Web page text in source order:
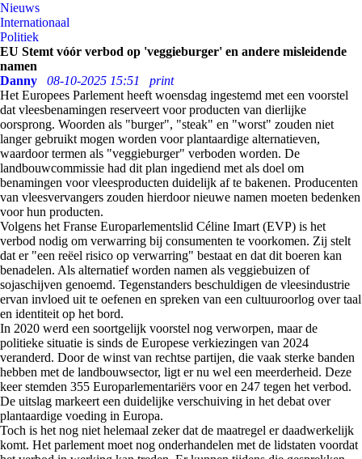
Nieuws
Internationaal
Politiek
EU Stemt vóór verbod op 'veggieburger' en andere misleidende
namen
Danny
08-10-2025 15:51
print
Het Europees Parlement heeft woensdag ingestemd met een voorstel
dat vleesbenamingen reserveert voor producten van dierlijke
oorsprong. Woorden als "burger", "steak" en "worst" zouden niet
langer gebruikt mogen worden voor plantaardige alternatieven,
waardoor termen als "veggieburger" verboden worden. De
landbouwcommissie had dit plan ingediend met als doel om
benamingen voor vleesproducten duidelijk af te bakenen. Producenten
van vleesvervangers zouden hierdoor nieuwe namen moeten bedenken
voor hun producten.
Volgens het Franse Europarlementslid Céline Imart (EVP) is het
verbod nodig om verwarring bij consumenten te voorkomen. Zij stelt
dat er "een reëel risico op verwarring" bestaat en dat dit boeren kan
benadelen. Als alternatief worden namen als veggiebuizen of
sojaschijven genoemd. Tegenstanders beschuldigen de vleesindustrie
ervan invloed uit te oefenen en spreken van een cultuuroorlog over taal
en identiteit op het bord.
In 2020 werd een soortgelijk voorstel nog verworpen, maar de
politieke situatie is sinds de Europese verkiezingen van 2024
veranderd. Door de winst van rechtse partijen, die vaak sterke banden
hebben met de landbouwsector, ligt er nu wel een meerderheid. Deze
keer stemden 355 Europarlementariërs voor en 247 tegen het verbod.
De uitslag markeert een duidelijke verschuiving in het debat over
plantaardige voeding in Europa.
Toch is het nog niet helemaal zeker dat de maatregel er daadwerkelijk
komt. Het parlement moet nog onderhandelen met de lidstaten voordat